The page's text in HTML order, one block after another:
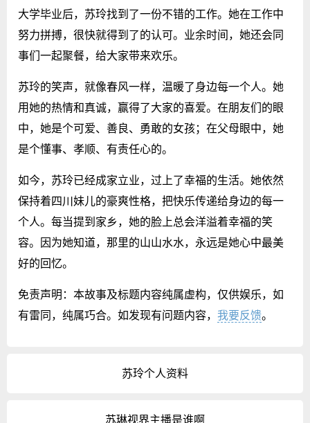
大学毕业后，苏玲找到了一份不错的工作。她在工作中
努力拼搏，很快就得到了的认可。业余时间，她还会同
事们一起聚餐，给大家带来欢乐。
苏玲的笑声，就像春风一样，温暖了身边每一个人。她
用她的热情和真诚，赢得了大家的喜爱。在朋友们的眼
中，她是个可爱、善良、勇敢的女孩；在父母眼中，她
是个懂事、孝顺、有责任心的。
如今，苏玲已经成家立业，过上了幸福的生活。她依然
保持着四川妹儿的豪爽性格，把快乐传递给身边的每一
个人。每当提到家乡，她的脸上总会洋溢着幸福的笑
容。因为她知道，那里的山山水水，永远是她心中最美
好的回忆。
免责声明：本故事及标题内容纯属虚构，仅供娱乐，如
有雷同，纯属巧合。如发现有问题内容， 我要反馈。
苏玲个人资料
苏琳视界主播是谁啊